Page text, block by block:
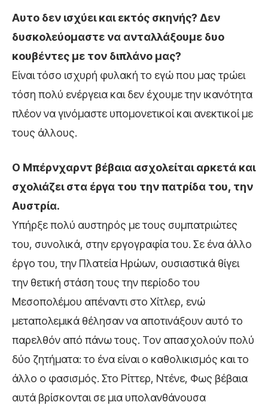
Αυτο δεν ισχύει και εκτός σκηνής? Δεν
δυσκολεύομαστε να ανταλλάξουμε δυο
κουβέντες με τον διπλάνο μας?
Είναι τόσο ισχυρή φυλακή το εγώ που μας τρώει
τόση πολύ ενέργεια και δεν έχουμε την ικανότητα
πλέον να γινόμαστε υπομονετικοί και ανεκτικοί με
τους άλλους.
Ο Μπέρνχαρντ βέβαια ασχολείται αρκετά και
σχολιάζει στα έργα του την πατρίδα του, την
Αυστρία.
Υπήρξε πολύ αυστηρός με τους συμπατριώτες
του, συνολικά, στην εργογραφία του. Σε ένα άλλο
έργο του, την Πλατεία Ηρώων, ουσιαστικά θίγει
την θετική στάση τους την περίοδο του
Μεσοπολέμου απέναντι στο Χίτλερ, ενώ
μεταπολεμικά θέλησαν να αποτινάξουν αυτό το
παρελθόν από πάνω τους. Τον απασχολούν πολύ
δύο ζητήματα: το ένα είναι ο καθολικισμός και το
άλλο ο φασισμός. Στο Ρίττερ, Ντένε, Φως βέβαια
αυτά βρίσκονται σε μια υπολανθάνουσα